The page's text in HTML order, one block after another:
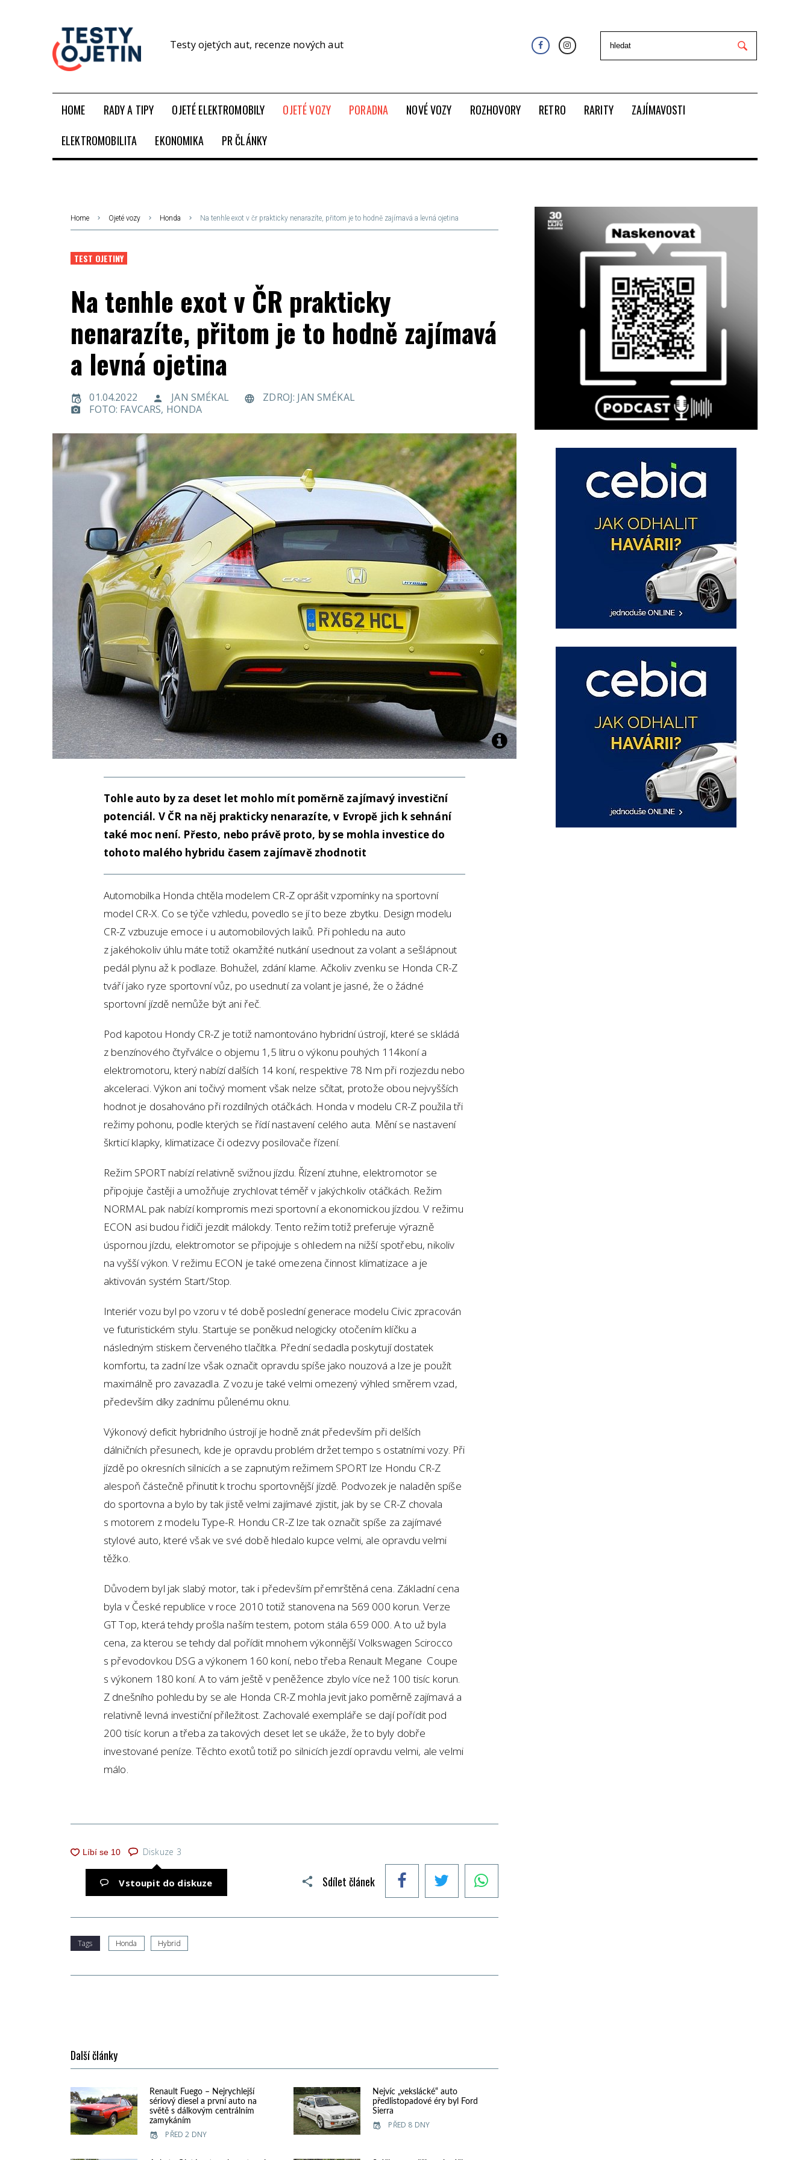
Testy ojetých aut, recenze nových aut
HOME RADY A TIPY OJETÉ ELEKTROMOBILY OJETÉ VOZY PORADNA NOVÉ VOZY ROZHOVORY RETRO RARITY
ZAJÍMAVOSTI
ELEKTROMOBILITA
EKONOMIKA PR ČLÁNKY
Home Ojeté vozy Honda Na tenhle exot v čr prakticky nenarazíte, přitom je to hodně zajímavá a levná ojetina
TEST OJETINY
Na tenhle exot v ČR prakticky
nenarazíte, přitom je to hodně zajímavá
a levná ojetina
01.04.2022 JAN SMÉKAL
ZDROJ: JAN SMÉKAL
FOTO: FAVCARS, HONDA
Tohle auto by za deset let mohlo mít poměrně zajímavý investiční
potenciál. V ČR na něj prakticky nenarazíte, v Evropě jich k sehnání
také moc není. Přesto, nebo právě proto, by se mohla investice do
tohoto malého hybridu časem zajímavě zhodnotit
Automobilka Honda chtěla modelem CR-Z oprášit vzpomínky na sportovní
model CR-X. Co se týče vzhledu, povedlo se jí to beze zbytku. Design modelu
CR-Z vzbuzuje emoce i u automobilových laiků. Při pohledu na auto
z jakéhokoliv úhlu máte totiž okamžité nutkání usednout za volant a sešlápnout
pedál plynu až k podlaze. Bohužel, zdání klame. Ačkoliv zvenku se Honda CR-Z
tváří jako ryze sportovní vůz, po usednutí za volant je jasné, že o žádné
sportovní jízdě nemůže být ani řeč.
Pod kapotou Hondy CR-Z je totiž namontováno hybridní ústrojí, které se skládá
z benzínového čtyřválce o objemu 1,5 litru o výkonu pouhých 114koní a
elektromotoru, který nabízí dalších 14 koní, respektive 78 Nm při rozjezdu nebo
akceleraci. Výkon ani točivý moment však nelze sčítat, protože obou nejvyšších
hodnot je dosahováno při rozdílných otáčkách. Honda v modelu CR-Z použila tři
režimy pohonu, podle kterých se řídí nastavení celého auta. Mění se nastavení
škrticí klapky, klimatizace či odezvy posilovače řízení.
Režim SPORT nabízí relativně svižnou jízdu. Řízení ztuhne, elektromotor se
připojuje častěji a umožňuje zrychlovat téměř v jakýchkoliv otáčkách. Režim
NORMAL pak nabízí kompromis mezi sportovní a ekonomickou jízdou. V režimu
ECON asi budou řidiči jezdit málokdy. Tento režim totiž preferuje výrazně
úspornou jízdu, elektromotor se připojuje s ohledem na nižší spotřebu, nikoliv
na vyšší výkon. V režimu ECON je také omezena činnost klimatizace a je
aktivován systém Start/Stop.
Interiér vozu byl po vzoru v té době poslední generace modelu Civic zpracován
ve futuristickém stylu. Startuje se poněkud nelogicky otočením klíčku a
následným stiskem červeného tlačítka. Přední sedadla poskytují dostatek
komfortu, ta zadní lze však označit opravdu spíše jako nouzová a lze je použít
maximálně pro zavazadla. Z vozu je také velmi omezený výhled směrem vzad,
především díky zadnímu půlenému oknu.
Výkonový deficit hybridního ústrojí je hodně znát především při delších
dálničních přesunech, kde je opravdu problém držet tempo s ostatními vozy. Při
jízdě po okresních silnicích a se zapnutým režimem SPORT lze Hondu CR-Z
alespoň částečně přinutit k trochu sportovnější jízdě. Podvozek je naladěn spíše
do sportovna a bylo by tak jistě velmi zajímavé zjistit, jak by se CR-Z chovala
s motorem z modelu Type-R. Hondu CR-Z lze tak označit spíše za zajímavé
stylové auto, které však ve své době hledalo kupce velmi, ale opravdu velmi
těžko.
Důvodem byl jak slabý motor, tak i především přemrštěná cena. Základní cena
byla v České republice v roce 2010 totiž stanovena na 569 000 korun. Verze
GT Top, která tehdy prošla naším testem, potom stála 659 000. A to už byla
cena, za kterou se tehdy dal pořídit mnohem výkonnější Volkswagen Scirocco
s převodovkou DSG a výkonem 160 koní, nebo třeba Renault Megane Coupe
s výkonem 180 koní. A to vám ještě v peněžence zbylo více než 100 tisíc korun.
Z dnešního pohledu by se ale Honda CR-Z mohla jevit jako poměrně zajímavá a
relativně levná investiční příležitost. Zachovalé exempláře se dají pořídit pod
200 tisíc korun a třeba za takových deset let se ukáže, že to byly dobře
investované peníze. Těchto exotů totiž po silnicích jezdí opravdu velmi, ale velmi
málo.
Sdílet článek
Diskuze 3
Vstoupit do diskuze
Tags Honda Hybrid
Další články
Renault Fuego – Nejrychlejší
sériový diesel a první auto na
světě s dálkovým centrálním
zamykáním
PŘED 2 DNY
Nejvíc „vekslácké“ auto
předlistopadové éry byl Ford
Sierra
PŘED 8 DNY